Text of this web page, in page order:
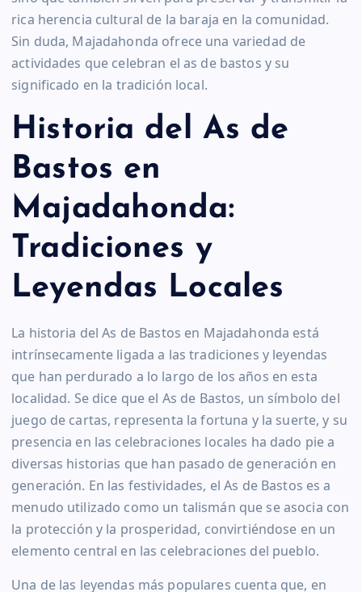
rica herencia cultural de la baraja en la comunidad.
Sin duda, Majadahonda ofrece una variedad de
actividades que celebran el as de bastos y su
significado en la tradición local.
Historia del As de
Bastos en
Majadahonda:
Tradiciones y
Leyendas Locales
La historia del As de Bastos en Majadahonda está
intrínsecamente ligada a las tradiciones y leyendas
que han perdurado a lo largo de los años en esta
localidad. Se dice que el As de Bastos, un símbolo del
juego de cartas, representa la fortuna y la suerte, y su
presencia en las celebraciones locales ha dado pie a
diversas historias que han pasado de generación en
generación. En las festividades, el As de Bastos es a
menudo utilizado como un talismán que se asocia con
la protección y la prosperidad, convirtiéndose en un
elemento central en las celebraciones del pueblo.
Una de las leyendas más populares cuenta que, en